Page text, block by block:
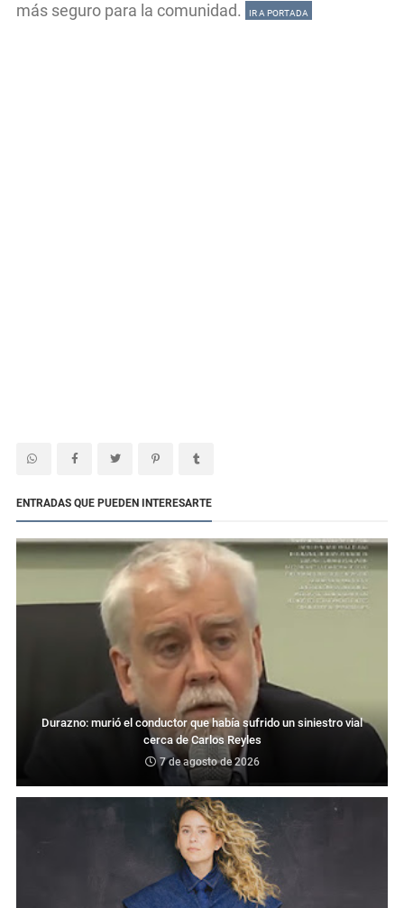
más seguro para la comunidad.
IR A PORTADA
ENTRADAS QUE PUEDEN INTERESARTE
Durazno: murió el conductor que había sufrido un siniestro vial
cerca de Carlos Reyles
7 de agosto de 2026